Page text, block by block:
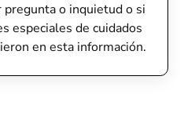
o inquietud o si
especiales de cuidados
en esta información.